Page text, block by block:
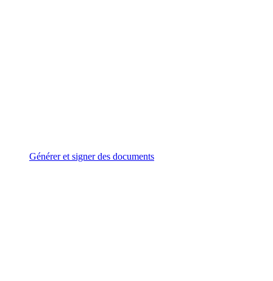
Générer et signer des documents